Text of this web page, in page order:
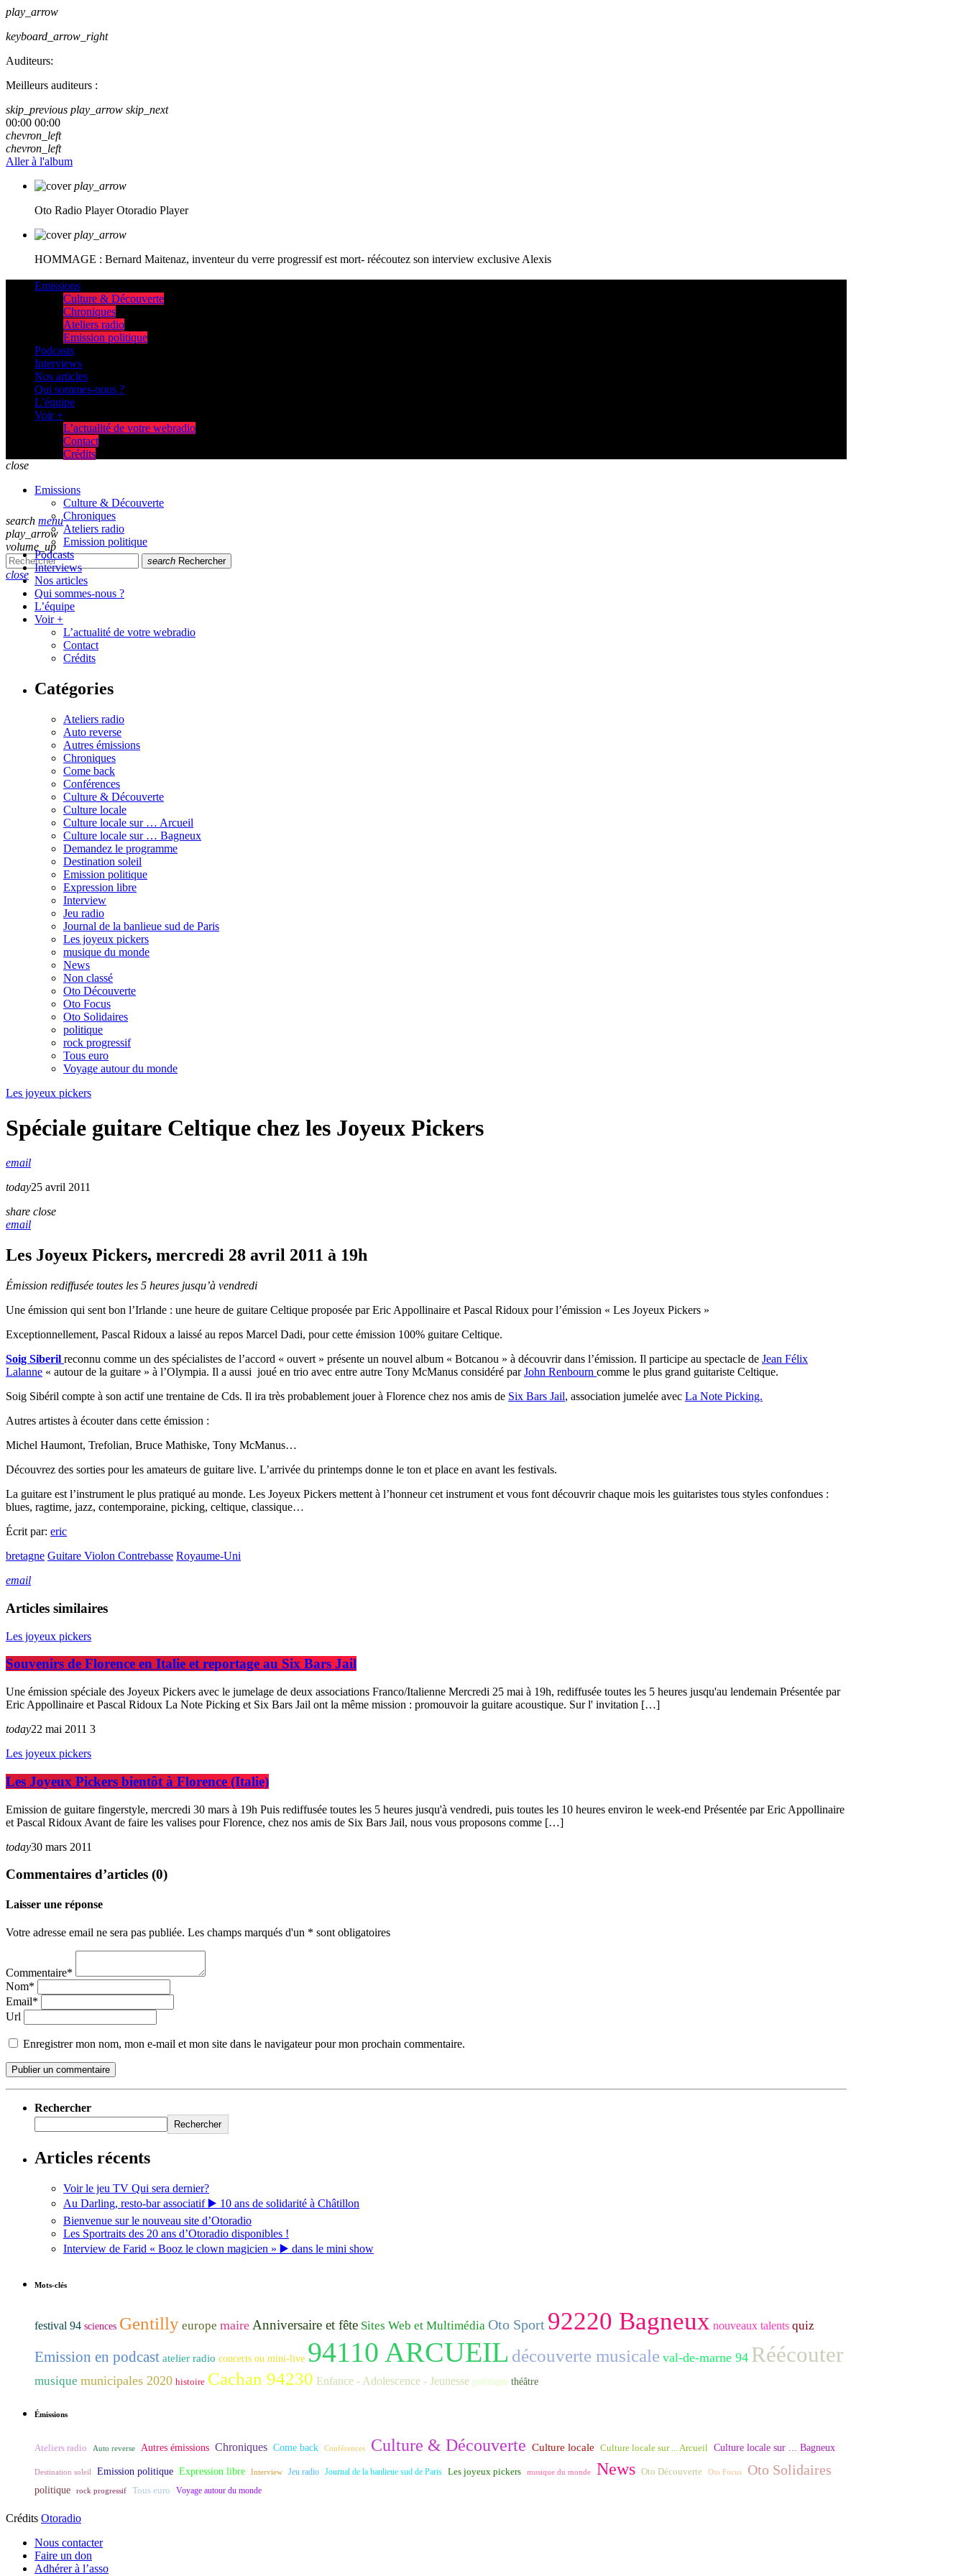
play_arrow
keyboard_arrow_right
Auditeurs:
Meilleurs auditeurs :
skip_previous play_arrow skip_next
00:00 00:00
chevron_left
chevron_left
Aller à l'album
play_arrow
Oto Radio Player Otoradio Player
play_arrow
HOMMAGE : Bernard Maitenaz, inventeur du verre progressif est mort- réécoutez son interview exclusive Alexis
Emissions
Culture & Découverte
Chroniques
Ateliers radio
Emission politique
Podcasts
Interviews
Nos articles
Qui sommes-nous ?
L’équipe
Voir +
L’actualité de votre webradio
Contact
Crédits
search menu
play_arrow
volume_up
search Rechercher
close
close
Emissions
Culture & Découverte
Chroniques
Ateliers radio
Emission politique
Podcasts
Interviews
Nos articles
Qui sommes-nous ?
L’équipe
Voir +
L’actualité de votre webradio
Contact
Crédits
Catégories
Ateliers radio
Auto reverse
Autres émissions
Chroniques
Come back
Conférences
Culture & Découverte
Culture locale
Culture locale sur … Arcueil
Culture locale sur … Bagneux
Demandez le programme
Destination soleil
Emission politique
Expression libre
Interview
Jeu radio
Journal de la banlieue sud de Paris
Les joyeux pickers
musique du monde
News
Non classé
Oto Découverte
Oto Focus
Oto Solidaires
politique
rock progressif
Tous euro
Voyage autour du monde
Les joyeux pickers
Spéciale guitare Celtique chez les Joyeux Pickers
email
today25 avril 2011
share close
email
Les Joyeux Pickers, mercredi 28 avril 2011 à 19h
Émission rediffusée toutes les 5 heures jusqu’à vendredi
Une émission qui sent bon l’Irlande : une heure de guitare Celtique proposée par Eric Appollinaire et Pascal Ridoux pour l’émission « Les Joyeux Pickers »
Exceptionnellement, Pascal Ridoux a laissé au repos Marcel Dadi, pour cette émission 100% guitare Celtique.
Soig Siberil reconnu comme un des spécialistes de l’accord « ouvert » présente un nouvel album « Botcanou » à découvrir dans l’émission. Il participe au spectacle de Jean Félix
Lalanne « autour de la guitare » à l’Olympia. Il a aussi joué en trio avec entre autre Tony McManus considéré parJohn Renbourn comme le plus grand guitariste Celtique.
Soig Sibéril compte à son actif une trentaine de Cds. Il ira très probablement jouer à Florence chez nos amis de Six Bars Jail, association jumelée avec La Note Picking.
Autres artistes à écouter dans cette émission :
Michel Haumont, Trefolian, Bruce Mathiske, Tony McManus…
Découvrez des sorties pour les amateurs de guitare live. L’arrivée du printemps donne le ton et place en avant les festivals.
La guitare est l’instrument le plus pratiqué au monde. Les Joyeux Pickers mettent à l’honneur cet instrument et vous font découvrir chaque mois les guitaristes tous styles confondues :
blues, ragtime, jazz, contemporaine, picking, celtique, classique…
Écrit par: eric
bretagne Guitare Violon Contrebasse Royaume-Uni
email
Articles similaires
Les joyeux pickers
Souvenirs de Florence en Italie et reportage au Six Bars Jail
Une émission spéciale des Joyeux Pickers avec le jumelage de deux associations Franco/Italienne Mercredi 25 mai à 19h, rediffusée toutes les 5 heures jusqu'au lendemain Présentée par
Eric Appollinaire et Pascal Ridoux La Note Picking et Six Bars Jail ont la même mission : promouvoir la guitare acoustique. Sur l' invitation […]
today22 mai 2011 3
Les joyeux pickers
Les Joyeux Pickers bientôt à Florence (Italie)
Emission de guitare fingerstyle, mercredi 30 mars à 19h Puis rediffusée toutes les 5 heures jusqu'à vendredi, puis toutes les 10 heures environ le week-end Présentée par Eric Appollinaire
et Pascal Ridoux Avant de faire les valises pour Florence, chez nos amis de Six Bars Jail, nous vous proposons comme […]
today30 mars 2011
Commentaires d’articles (0)
Laisser une réponse
Votre adresse email ne sera pas publiée. Les champs marqués d'un * sont obligatoires
Commentaire*
Nom*
Email*
Url
Enregistrer mon nom, mon e-mail et mon site dans le navigateur pour mon prochain commentaire.
Rechercher
Rechercher
Articles récents
Voir le jeu TV Qui sera dernier?
Au Darling, resto-bar associatif ▶️ 10 ans de solidarité à Châtillon
Bienvenue sur le nouveau site d’Otoradio
Les Sportraits des 20 ans d’Otoradio disponibles !
Interview de Farid « Booz le clown magicien » ▶️ dans le mini show
Mots-clés
festival 94 sciences Gentilly europe maire Anniversaire et fête Sites Web et Multimédia Oto Sport 92220 Bagneux nouveaux talents quiz
Emission en podcast atelier radio concerts ou mini-live 94110 ARCUEIL découverte musicale val-de-marne 94 Réécouter
musique municipales 2020 histoire Cachan 94230 Enfance - Adolescence - Jeunesse politique théâtre
Émissions
Ateliers radio Auto reverse Autres émissions Chroniques Come back Conférences Culture & Découverte Culture locale Culture locale sur ... Arcueil Culture locale sur ... Bagneux
Destination soleil Emission politique Expression libre Interview Jeu radio Journal de la banlieue sud de Paris Les joyeux pickers musique du monde News Oto Découverte Oto Focus Oto Solidaires
politique rock progressif Tous euro Voyage autour du monde
Crédits Otoradio
Nous contacter
Faire un don
Adhérer à l’asso